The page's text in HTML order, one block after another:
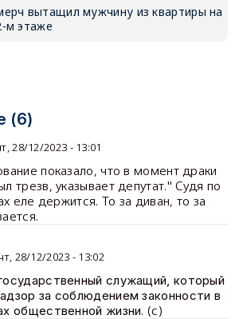
вытащил мужчину из квартиры на
м этаже
(6)
28/12/2023 - 13:01
показало, что в момент драки
трезв, указывает депутат." Судя по
еле держится. То за диван, то за
28/12/2023 - 13:02
служащий, который
за соблюдением законности в
общественной жизни. (с)